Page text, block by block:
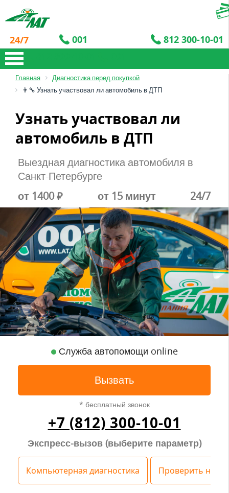
24/7 001
812 300-10-01
Главная
Диагностика перед покупкой
👨‍🔧 Узнать участвовал ли автомобиль в ДТП
Узнать участвовал ли
автомобиль в ДТП
Выездная диагностика автомобиля в
Санкт-Петербурге
от 1400 ₽
от 15 минут 24/7
Служба автопомощи online
Вызвать
* бесплатный звонок
+7 (812) 300-10-01
Экспресс-вызов (выберите параметр)
Компьютерная диагностика Проверить на